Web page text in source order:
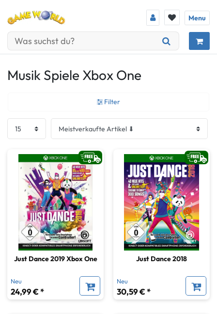
Menu
Musik Spiele Xbox One
Filter
Just Dance 2019 Xbox One
Neu
24,99 € *
Just Dance 2018
Neu
30,59 € *